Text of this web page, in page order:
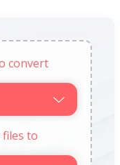
convert
to